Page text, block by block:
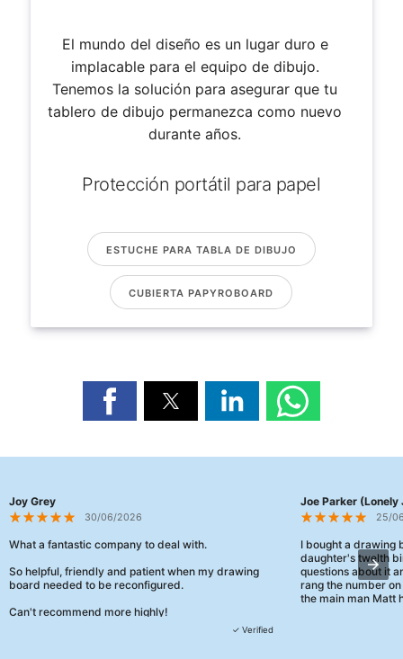
El mundo del diseño es un lugar duro e
implacable para el equipo de dibujo.
Tenemos la solución para asegurar que tu
tablero de dibujo permanezca como nuevo
durante años.
Protección portátil para papel
ESTUCHE PARA TABLA DE DIBUJO
CUBIERTA PAPYROBOARD
Joy Grey
30/06/2026
What a fantastic company to deal with.
So helpful, friendly and patient when my drawing
board needed to be reconfigured.
Can't recommend more highly!
✓ Verified
Joe Parker (Lonely
25/
I bought a drawing
daughter's twelth
questions about it
rang the number
the main man Matt